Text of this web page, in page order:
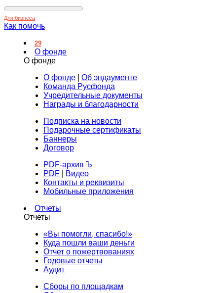
Для бизнеса
Как помочь
29
О фонде
О фонде
О фонде
Об эндаументе
Команда Русфонда
Учредительные документы
Награды и благодарности
Подписка на новости
Подарочные сертификаты
Баннеры
Договор
PDF-архив Ъ
PDF
Видео
Контакты и реквизиты
Мобильные приложения
Отчеты
Отчеты
«Вы помогли, спасибо!»
Куда пошли ваши деньги
Отчет о пожертвованиях
Годовые отчеты
Аудит
Сборы по площадкам